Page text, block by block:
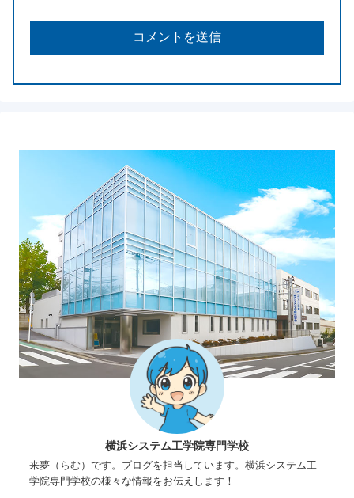
横浜システム工学院専門学校
来夢（らむ）です。ブログを担当しています。横浜システム工
学院専門学校の様々な情報をお伝えします！